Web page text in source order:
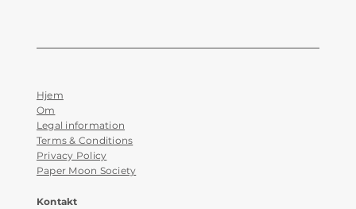
Kontakt
Hjem
Om
Legal information
Terms & Conditions
Privacy Policy
Paper Moon Society